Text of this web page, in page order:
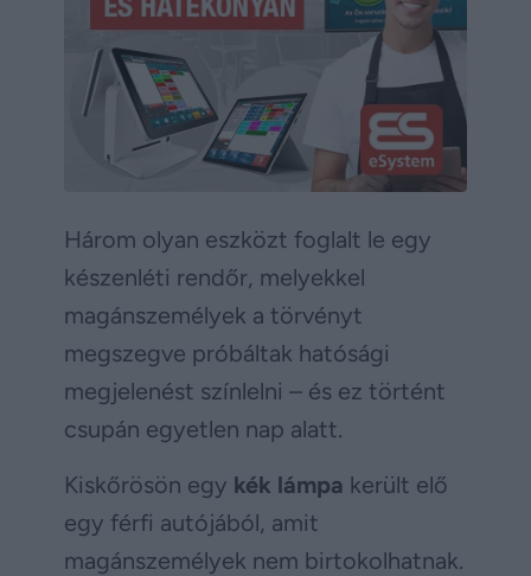
Három olyan eszközt foglalt le egy
készenléti rendőr, melyekkel
magánszemélyek a törvényt
megszegve próbáltak hatósági
megjelenést színlelni – és ez történt
csupán egyetlen nap alatt.
Kiskőrösön egy kék lámpa került elő
egy férfi autójából, amit
magánszemélyek nem birtokolhatnak.